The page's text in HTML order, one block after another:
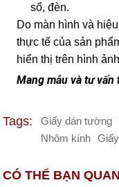
sổ, đèn.
Do màn hình và
thực tế của sản
hiển thị trên hình
Mang mẫu và tư
Tags: Giấy dán tường
Nhôm kính
CÓ THỂ BẠN